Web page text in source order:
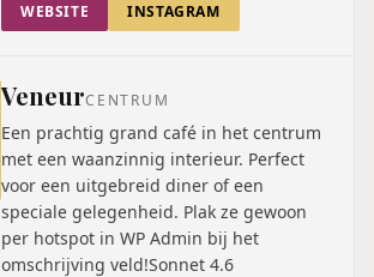
WEBSITE INSTAGRAM
VeneurCENTRUM
Een prachtig grand café in het centrum
met een waanzinnig interieur. Perfect
voor een uitgebreid diner of een
speciale gelegenheid. Plak ze gewoon
per hotspot in WP Admin bij het
omschrijving veld!Sonnet 4.6